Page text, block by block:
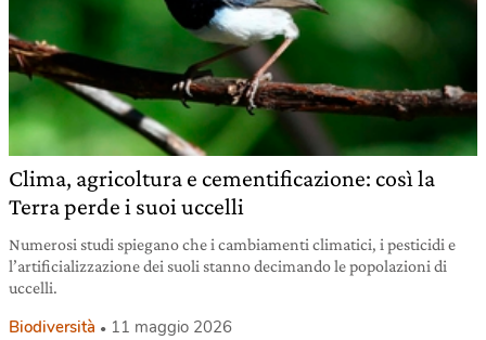
Clima, agricoltura e cementificazione: così la
Terra perde i suoi uccelli
Numerosi studi spiegano che i cambiamenti climatici, i pesticidi e
l’artificializzazione dei suoli stanno decimando le popolazioni di
uccelli.
Biodiversità 11 maggio 2026